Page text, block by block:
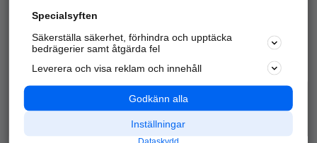
Alla kategorier
Populära sökningar
API & Kartor
Annonsera
Integritet
Nödnummer
Specialsyften
Säkerställa säkerhet, förhindra och upptäcka
bedrägerier samt åtgärda fel
Leverera och visa reklam och innehåll
Godkänn alla
Inställningar
Dataskydd